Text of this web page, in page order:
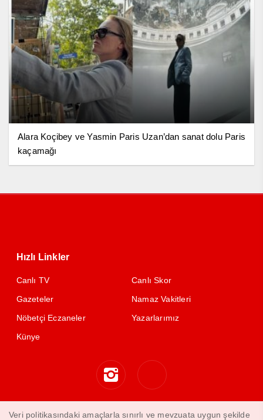
Alara Koçibey ve Yasmin Paris Uzan’dan sanat dolu Paris
kaçamağı
Hızlı Linkler
Canlı TV
Canlı Skor
Gazeteler
Namaz Vakitleri
Nöbetçi Eczaneler
Yazarlarımız
Künye
Veri politikasındaki amaçlarla sınırlı ve mevzuata uygun şekilde